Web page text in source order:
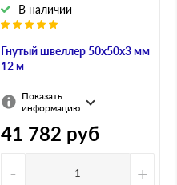
Гнутый швеллер 50х50х3 мм
12 м
В наличии
Показать
информацию
41 782 руб
-
+